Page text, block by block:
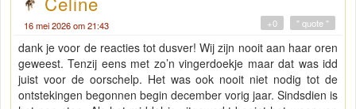
16 mei 2026 om 21:43 " quote "
+0
dank je voor de reacties tot dusver! Wij zijn nooit aan haar oren
geweest. Tenzij eens met zo’n vingerdoekje maar dat was idd
juist voor de oorschelp. Het was ook nooit niet nodig tot de
ontstekingen begonnen begin december vorig jaar. Sindsdien is